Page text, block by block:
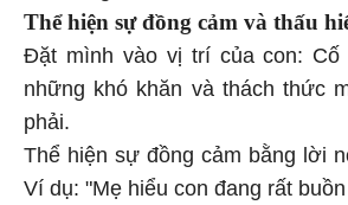
Thể hiện sự đồng cảm và thấu
Đặt mình vào vị trí của con: Cố
những khó khăn và thách thức
phải.
Thể hiện sự đồng cảm bằng lời
Ví dụ: "Mẹ hiểu con đang rất